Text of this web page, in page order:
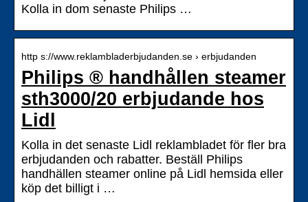
Kolla in dom senaste Philips …
http s://www.reklambladerbjudanden.se › erbjudanden
Philips ® handhållen steamer
sth3000/20 erbjudande hos
Lidl
Kolla in det senaste Lidl reklambladet för fler bra
erbjudanden och rabatter. Beställ Philips
handhällen steamer online på Lidl hemsida eller
köp det billigt i …